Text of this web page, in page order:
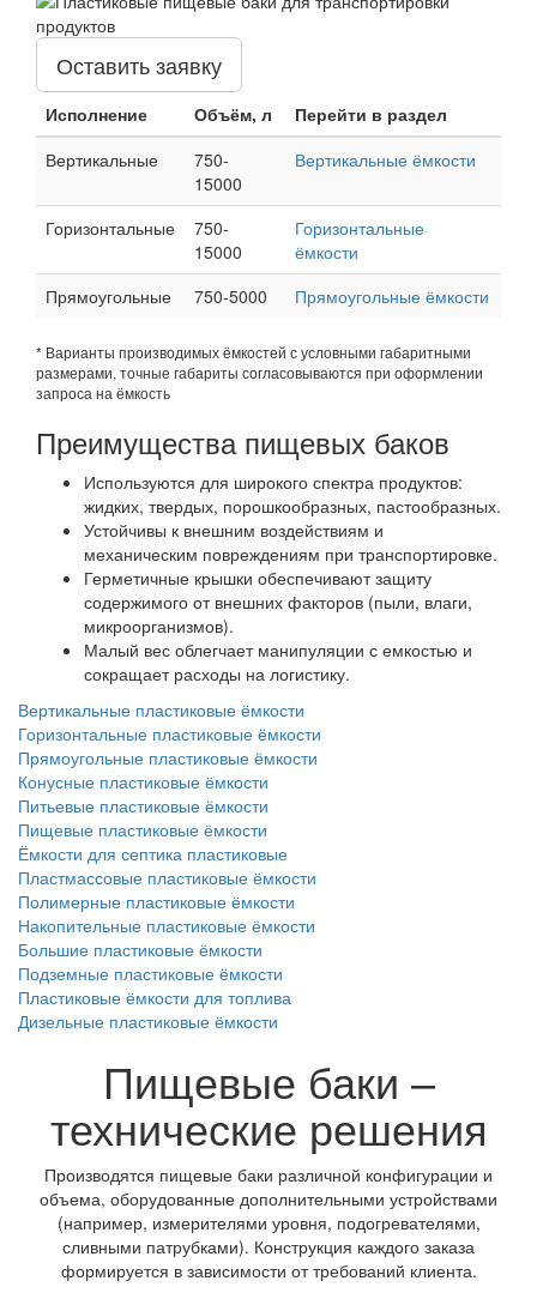
Оставить заявку
Исполнение Объём, л
Перейти в раздел
Вертикальные
750-
15000
Вертикальные ёмкости
Горизонтальные
750-
15000
Горизонтальные
ёмкости
Прямоугольные
750-5000 Прямоугольные ёмкости
* Варианты производимых ёмкостей с условными габаритными
размерами, точные габариты согласовываются при оформлении
запроса на ёмкость
Преимущества пищевых баков
Используются для широкого спектра продуктов:
жидких, твердых, порошкообразных, пастообразных.
Устойчивы к внешним воздействиям и
механическим повреждениям при транспортировке.
Герметичные крышки обеспечивают защиту
содержимого от внешних факторов (пыли, влаги,
микроорганизмов).
Малый вес облегчает манипуляции с емкостью и
сокращает расходы на логистику.
Вертикальные пластиковые ёмкости
Горизонтальные пластиковые ёмкости
Прямоугольные пластиковые ёмкости
Конусные пластиковые ёмкости
Питьевые пластиковые ёмкости
Пищевые пластиковые ёмкости
Ёмкости для септика пластиковые
Пластмассовые пластиковые ёмкости
Полимерные пластиковые ёмкости
Накопительные пластиковые ёмкости
Большие пластиковые ёмкости
Подземные пластиковые ёмкости
Пластиковые ёмкости для топлива
Дизельные пластиковые ёмкости
Пищевые баки –
технические решения
Производятся пищевые баки различной конфигурации и
объема, оборудованные дополнительными устройствами
(например, измерителями уровня, подогревателями,
сливными патрубками). Конструкция каждого заказа
формируется в зависимости от требований клиента.